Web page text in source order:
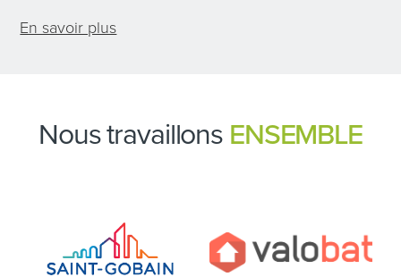
En savoir plus
Nous travaillons ENSEMBLE